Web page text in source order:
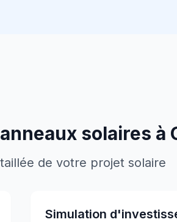
solaires à
de votre projet solaire
Simulation